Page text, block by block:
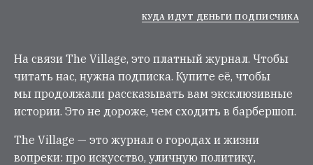
КУДА ИДУТ ДЕНЬГИ ПОДПИСЧИКА
На связи The Village, это платный журнал. Чтобы
читать нас, нужна подписка. Купите её, чтобы
мы продолжали рассказывать вам эксклюзивные
истории. Это не дороже, чем сходить в барбершоп.
The Village — это журнал о городах и жизни
вопреки: про искусство, уличную политику,